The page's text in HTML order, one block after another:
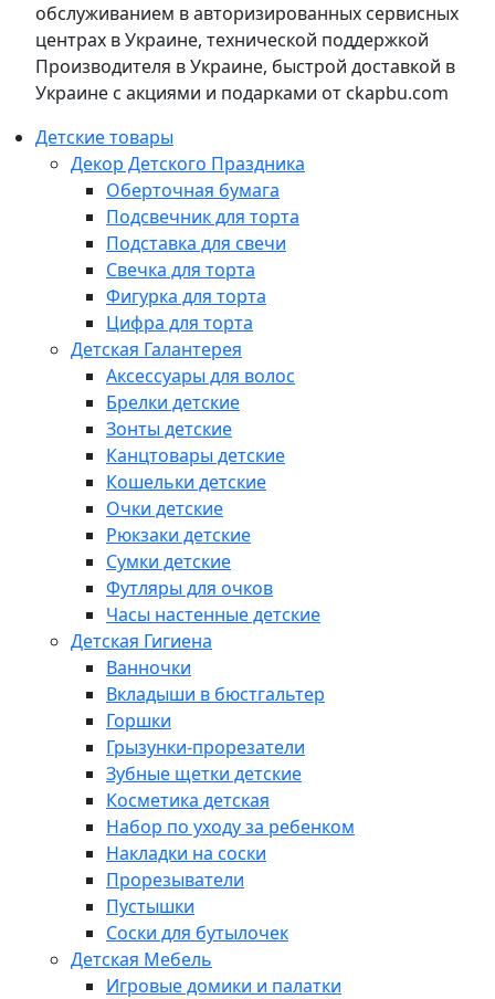
обслуживанием в авторизированных сервисных
центрах в Украине, технической поддержкой
Производителя в Украине, быстрой доставкой в
Украине с акциями и подарками от ckapbu.com
Детские товары
Декор Детского Праздника
Оберточная бумага
Подсвечник для торта
Подставка для свечи
Свечка для торта
Фигурка для торта
Цифра для торта
Детская Галантерея
Аксессуары для волос
Брелки детские
Зонты детские
Канцтовары детские
Кошельки детские
Очки детские
Рюкзаки детские
Сумки детские
Футляры для очков
Часы настенные детские
Детская Гигиена
Ванночки
Вкладыши в бюстгальтер
Горшки
Грызунки-прорезатели
Зубные щетки детские
Косметика детская
Набор по уходу за ребенком
Накладки на соски
Прорезыватели
Пустышки
Соски для бутылочек
Детская Мебель
Игровые домики и палатки